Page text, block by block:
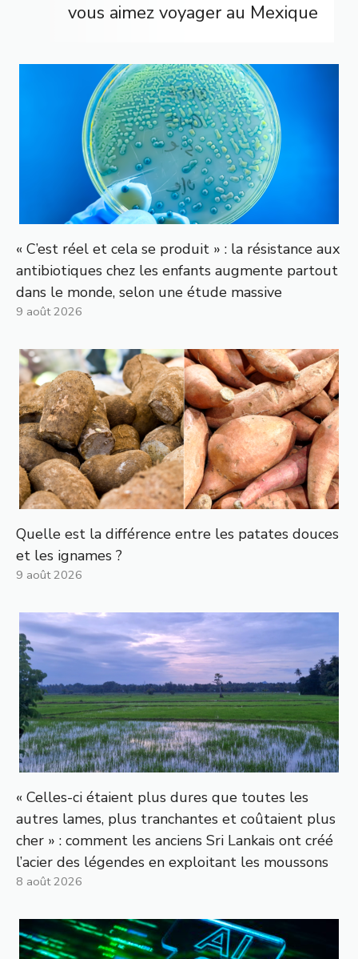
vous aimez voyager au Mexique
« C’est réel et cela se produit » : la résistance aux
antibiotiques chez les enfants augmente partout
dans le monde, selon une étude massive
9 août 2026
Quelle est la différence entre les patates douces
et les ignames ?
9 août 2026
« Celles-ci étaient plus dures que toutes les
autres lames, plus tranchantes et coûtaient plus
cher » : comment les anciens Sri Lankais ont créé
l’acier des légendes en exploitant les moussons
8 août 2026